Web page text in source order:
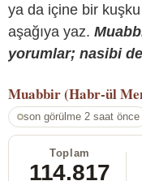
ya da içine bir
aşağıya yaz.
yorumlar; nasibi de
Muabbir (Habr-ül
son görülme 2 saat önce
Toplam
114.817